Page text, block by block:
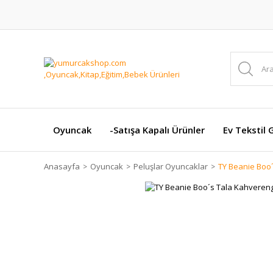
Oyuncak -Satışa Kapalı Ürünler Ev Tekstil
Anasayfa Oyuncak Peluşlar Oyuncaklar TY Beanie